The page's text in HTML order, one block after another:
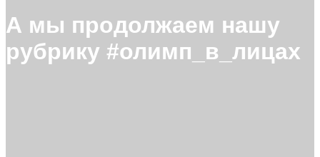
А мы продолжаем нашу
рубрику #олимп_в_лицах